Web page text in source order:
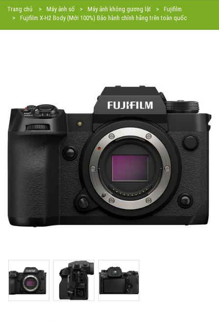
Trang chủ Máy ảnh số Máy ảnh không gương lật
Fujifilm
Fujifilm X-H2 Body (Mới 100%) Bảo hành chính hãng trên toàn quốc